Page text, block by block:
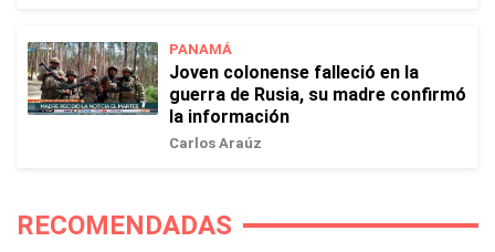
PANAMÁ
Joven colonense falleció en la
guerra de Rusia, su madre confirmó
la información
Carlos Araúz
RECOMENDADAS